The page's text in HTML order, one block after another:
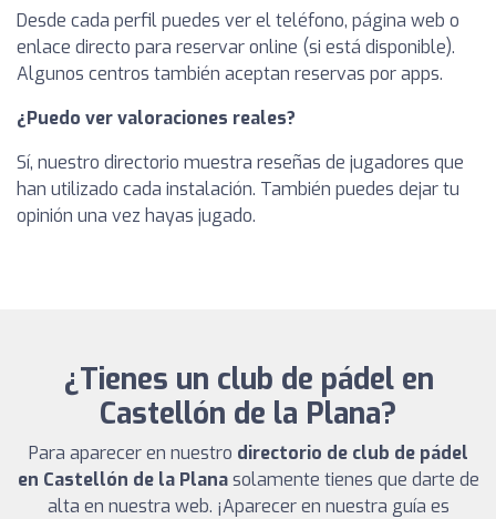
Desde cada perfil puedes ver el teléfono, página web o
enlace directo para reservar online (si está disponible).
Algunos centros también aceptan reservas por apps.
¿Puedo ver valoraciones reales?
Sí, nuestro directorio muestra reseñas de jugadores que
han utilizado cada instalación. También puedes dejar tu
opinión una vez hayas jugado.
¿Tienes un club de pádel en
Castellón de la Plana?
Para aparecer en nuestro directorio de club de pádel
en Castellón de la Planasolamente tienes que darte de
alta en nuestra web. ¡Aparecer en nuestra guía es